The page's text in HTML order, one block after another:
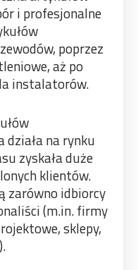
i profesjonalne
poprzez
aż po
instalatorów.
na rynku
zyskała duże
klientów.
zarówno idbiorcy
(m.in. firmy
sklepy,